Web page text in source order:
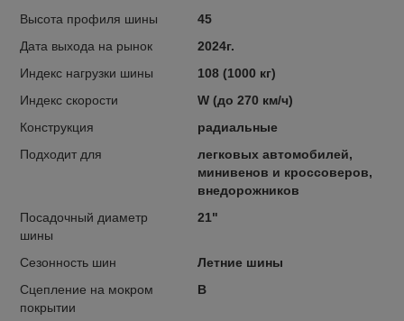
Высота профиля шины
45
Дата выхода на рынок
2024г.
Индекс нагрузки шины
108 (1000 кг)
Индекс скорости
W (до 270 км/ч)
Конструкция
радиальные
Подходит для
легковых автомобилей,
минивенов и кроссоверов,
внедорожников
Посадочный диаметр
шины
21"
Сезонность шин
Летние шины
Сцепление на мокром
покрытии
B